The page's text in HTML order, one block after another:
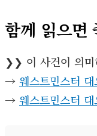
함께 읽으면
❯❯ 이 사건이 의미
→ 웨스트민스터
→ 웨스트민스터